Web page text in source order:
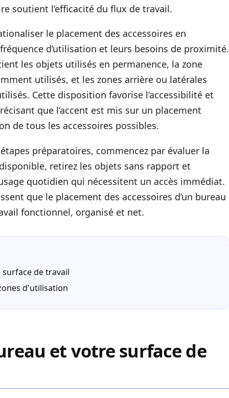
soutient l’efficacité du flux de travail.
le placement des accessoires en
d’utilisation et leurs besoins de proximité.
les objets utilisés en permanence, la zone
utilisés, et les zones arrière ou latérales
Cette disposition favorise l’accessibilité et
que l’accent est mis sur un placement
de tous les accessoires possibles.
préparatoires, commencez par évaluer la
retirez les objets sans rapport et
quotidien qui nécessitent un accès immédiat.
que le placement des accessoires d’un bureau
fonctionnel, organisé et net.
de travail
d'utilisation
et votre surface de